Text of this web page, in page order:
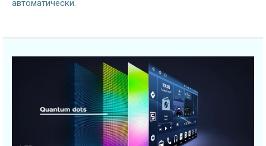
автоматически.